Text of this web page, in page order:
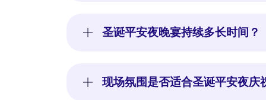
圣诞平安夜晚宴持续多长时间？
现场氛围是否适合圣诞平安夜庆